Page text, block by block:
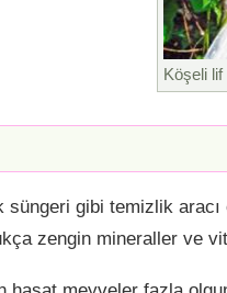
Köşeli lif
süngeri gibi temizlik
zengin mineraller ve